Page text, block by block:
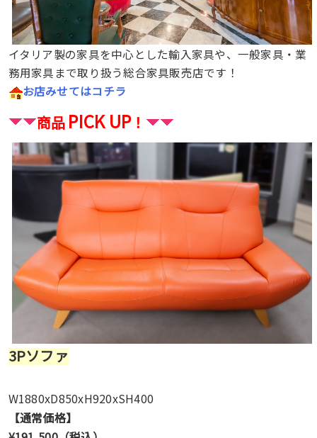
イタリア製の家具を中心とした輸入家具や、一般家具・業
務用家具まで取り扱う総合家具販売店です！
お店みせてはコチラ
商品 PICK UP！
3Pソファ
W1880xD850xH920xSH400
【通常価格】